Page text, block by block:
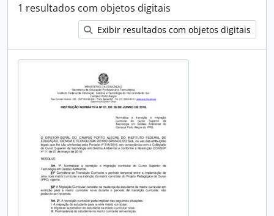
1 resultados com objetos digitais
Exibir resultados com objetos digitais